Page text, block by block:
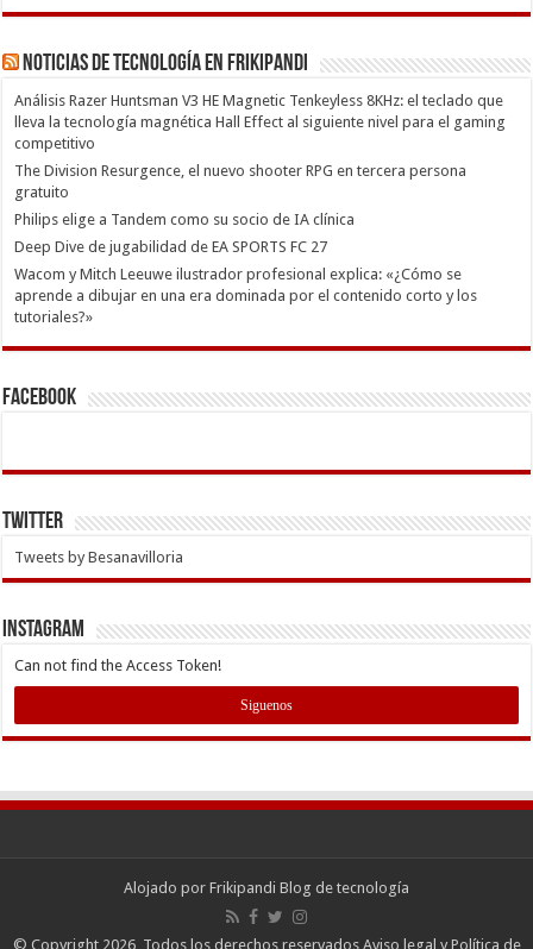
Noticias de Tecnología en Frikipandi
Análisis Razer Huntsman V3 HE Magnetic Tenkeyless 8KHz: el teclado que
lleva la tecnología magnética Hall Effect al siguiente nivel para el gaming
competitivo
The Division Resurgence, el nuevo shooter RPG en tercera persona
gratuito
Philips elige a Tandem como su socio de IA clínica
Deep Dive de jugabilidad de EA SPORTS FC 27
Wacom y Mitch Leeuwe ilustrador profesional explica: «¿Cómo se
aprende a dibujar en una era dominada por el contenido corto y los
tutoriales?»
Facebook
Twitter
Tweets by Besanavilloria
INSTAGRAM
Can not find the Access Token!
Siguenos
Alojado por Frikipandi Blog de tecnología
© Copyright 2026, Todos los derechos reservados Aviso legal y Política de